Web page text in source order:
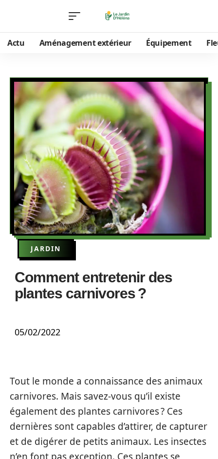
Actu Aménagement extérieur Équipement
JARDIN
Comment entretenir des
plantes carnivores ?
05/02/2022
Tout le monde a connaissance des animaux
carnivores. Mais savez-vous qu’il existe
également des plantes carnivores ? Ces
dernières sont capables d’attirer, de capturer
et de digérer de petits animaux. Les insectes